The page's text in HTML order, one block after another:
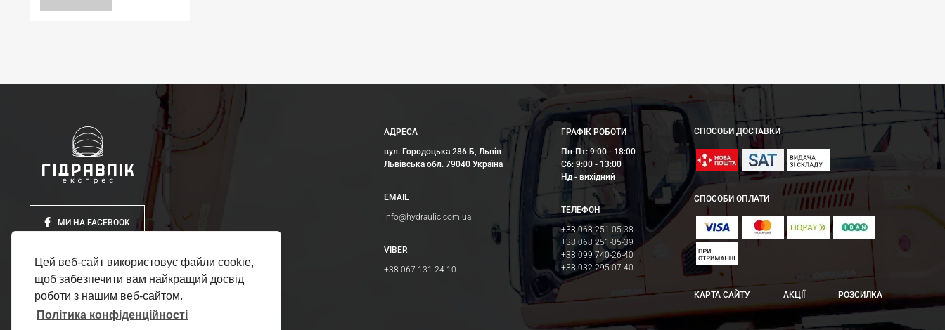
Цей веб-сайт використовує файли cookie,
щоб забезпечити вам найкращий досвід
роботи з нашим веб-сайтом.
Політика конфіденційності
МИ НА FACEBOOK
АДРЕСА
вул. Городоцька 286 Б, Львів
Львівська обл. 79040 Україна
EMAIL
info@hydraulic.com.ua
VIBER
+38 067 131-24-10
ГРАФІК РОБОТИ
Пн-Пт: 9:00 - 18:00
Сб: 9:00 - 13:00
Нд - вихідний
ТЕЛЕФОН
+38 068 251-05-38
+38 068 251-05-39
+38 099 740-26-40
+38 032 295-07-40
СПОСОБИ ДОСТАВКИ
СПОСОБИ ОПЛАТИ
КАРТА САЙТУ АКЦІЇ РОЗСИЛКА